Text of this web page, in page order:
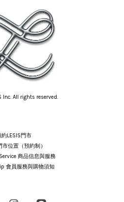
Inc. All rights reserved.
約LESIS門市
市位置（預約制）
商品信息與服務
會員服務與購物須知